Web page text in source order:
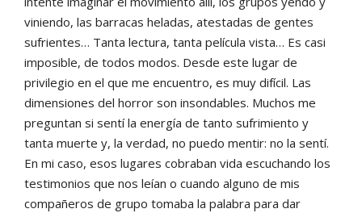
viniendo, las barracas heladas, atestadas de gentes
sufrientes… Tanta lectura, tanta película vista… Es casi
imposible, de todos modos. Desde este lugar de
privilegio en el que me encuentro, es muy difícil. Las
dimensiones del horror son insondables. Muchos me
preguntan si sentí la energía de tanto sufrimiento y
tanta muerte y, la verdad, no puedo mentir: no la sentí.
En mi caso, esos lugares cobraban vida escuchando los
testimonios que nos leían o cuando alguno de mis
compañeros de grupo tomaba la palabra para dar